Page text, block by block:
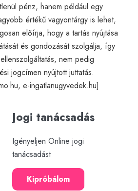
pénz, hanem például egy
értékű vagyontárgy is lehet,
előírja, hogy a tartás nyújtása
és gondozását szolgálja, így
nem pedig
jogcímen nyújtott juttatás.
, e-ingatlanugyvedek.hu]
Jogi tanácsadás
Igényeljen Online jogi
tanácsadást
Kipróbálom